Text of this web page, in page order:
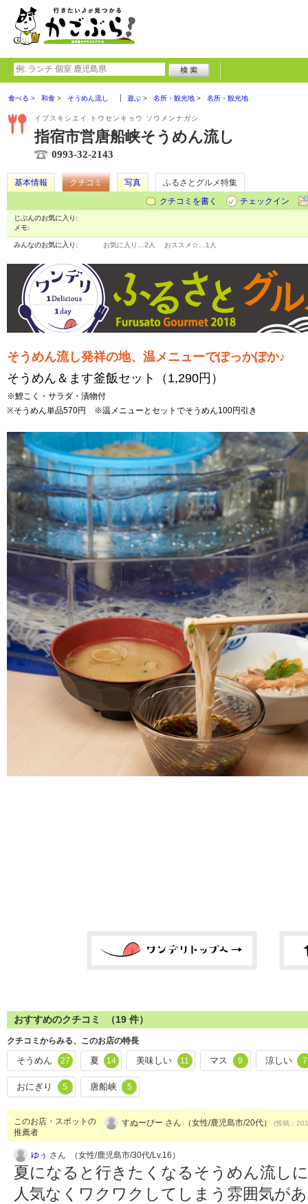
食べる 和食 そうめん流し 遊ぶ 名所・観光地 名所・観光地
イブスキシエイ トウセンキョウ ソウメンナガシ
指宿市営唐船峡そうめん流し
0993-32-2143
基本情報 クチコミ 写真
ふるさとグルメ特集
クチコミを書く
チェックイン
じぶんのお気に入り:
メモ:
みんなのお気に入り: お気に入り… 2人 おススメ☆… 1人
そうめん流し発祥の地、温メニューでぽっかぽか♪
そうめん＆ます釜飯セット（1,290円）
※鯉こく・サラダ・漬物付
※そうめん単品570円 ※温メニューとセットでそうめん100円引き
おすすめのクチコミ （19 件）
クチコミからみる、このお店の特長
そうめん 27 夏 14 美味しい 11 マス 9 涼しい 7
おにぎり 5 唐船峡 5
このお店・スポットの
推薦者
すぬーぴー さん （女性/鹿児島市/20代） (投稿：
ゆぅ さん （女性/鹿児島市/30代/Lv.16）
夏になると行きたくなるそうめん流し
人気なくワクワクしてしまう雰囲気が